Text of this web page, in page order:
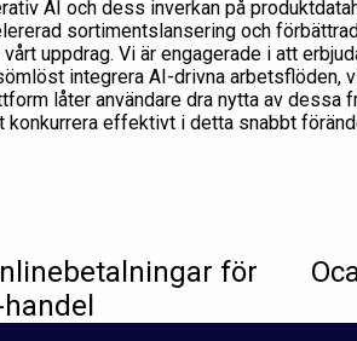
AI och dess inverkan på
sortimentslansering och förbättrad
uppdrag. Vi är engagerade i att
integrera AI-drivna arbetsflöden,
låter användare dra nytta av dessa
effektivt i detta snabbt
för